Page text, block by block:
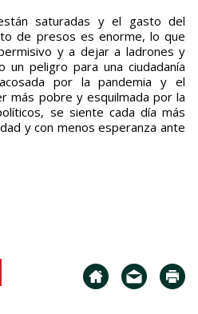
saturadas y el gasto del
de presos es enorme, lo que
y a dejar a ladrones y
un peligro para una ciudadanía
por la pandemia y el
más pobre y esquilmada por la
se siente cada día más
y con menos esperanza ante